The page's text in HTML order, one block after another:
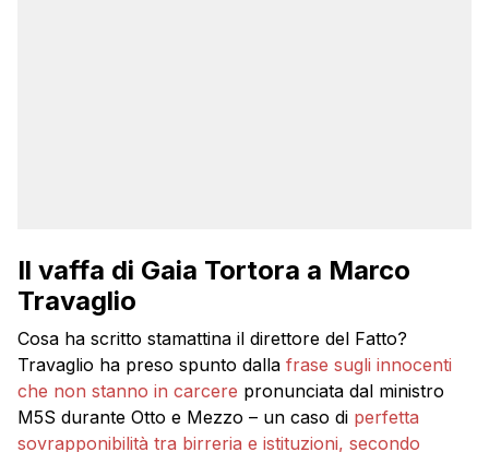
Il vaffa di Gaia Tortora a Marco
Travaglio
Cosa ha scritto stamattina il direttore del Fatto?
Travaglio ha preso spunto dalla frase sugli innocenti
che non stanno in carcere pronunciata dal ministro
M5S durante Otto e Mezzo – un caso di perfetta
sovrapponibilità tra birreria e istituzioni, secondo